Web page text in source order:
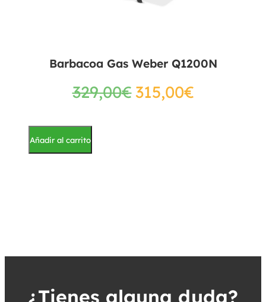
Barbacoa Gas Weber Q1200N
329,00€315,00€
Añadir al carrito
¿Tienes alguna duda?